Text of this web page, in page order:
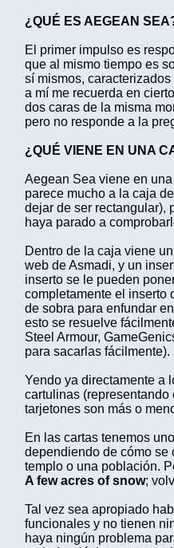
¿QUÉ ES AEGEAN
El primer impulso es
que al mismo tiempo es
sí mismos,
a mí me recuerda en
dos caras de la misma
pero no responde a la
¿QUÉ VIENE EN UNA
Aegean Sea viene en
parece mucho a la caja
dejar de ser rectangular),
haya parado a
Dentro de la caja viene
web de Asmadi, y un
inserto se le pueden
completamente el inserto
de sobra para enfundar
esto se resuelve
Steel Armour,
para sacarlas fácilmente).
Yendo ya directamente a
cartulinas
tarjetones son más o
En las cartas tenemos
dependiendo de cómo se
templo o una población.
A few acres of snow;
Tal vez sea apropiado
funcionales y no tienen
haya ningún problema